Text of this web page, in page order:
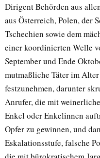
Dirigent Behörden aus
aus Österreich, Polen, der
Tschechien sowie dem
einer koordinierten Welle
September und Ende
mutmaßliche Täter im
festzunehmen, darunter
Anrufer, die mit
Enkel oder Enkelinnen
Opfer zu gewinnen, und
Eskalationsstufe, falsche